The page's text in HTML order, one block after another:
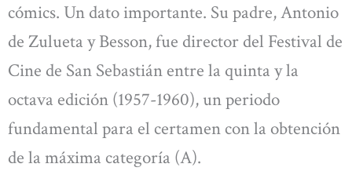
cómics. Un dato importante. Su padre, Antonio
de Zulueta y Besson, fue director del Festival de
Cine de San Sebastián entre la quinta y la
octava edición (1957-1960), un periodo
fundamental para el certamen con la obtención
de la máxima categoría (A).